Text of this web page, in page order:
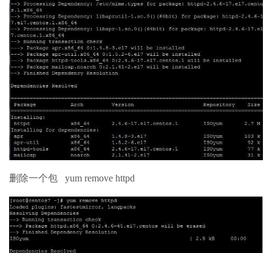
删除一个包 yum remove httpd